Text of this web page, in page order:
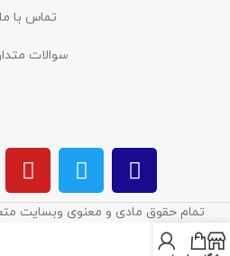
تماس با ما
سوالات
تمام حقوق مادی و معنوی وبسایت